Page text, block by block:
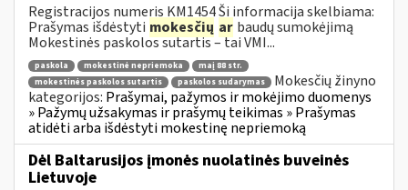
Registracijos numeris KM1454 Ši informacija skelbiama:
Prašymas išdėstyti mokesčių ar baudų sumokėjimą
Mokestinės paskolos sutartis – tai VMI...
paskola mokestinė nepriemoka
maį 88 str.
mokestinės paskolos sutartis
paskolos sudarymas
Mokesčių žinyno
kategorijos: Prašymai, pažymos ir mokėjimo duomenys
» Pažymų užsakymas ir prašymų teikimas » Prašymas
atidėti arba išdėstyti mokestinę nepriemoką
Dėl Baltarusijos įmonės nuolatinės buveinės
Lietuvoje